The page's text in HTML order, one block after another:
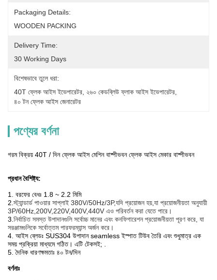
Packaging Details:
WOODEN PACKING
Delivery Time:
30 Working Days
বিশেষভাবে তুলে ধরা:
40T ফ্লেক আইস ইভেপারেটর ২৬০ কেডব্লিউ ফ্লাক আইস ইভেপারেটর
৪০ টন ফ্লেক আইস জেনারেটর
পণ্যের বর্ণনা
গরম বিক্রয় 40T / দিন ফ্লেক আইস মেশিন বাষ্পীভবন ফ্লেক আইস মেকার বাষ্পীভবন
প্রধান বৈশিষ্ট্য:
1. বরফের বেধঃ 1.8 ~ 2.2 মিমি
2.স্ট্যান্ডার্ড পাওয়ার সাপ্লাই 380V/50Hz/3P,যদি প্রয়োজন হয়,যা প্রয়োজনীয়তা অনুযায়ী
3P/60Hz,200V,220V,400V,440V এও পরিবর্তন করা যেতে পারে।
3. নির্বাচিত সমস্ত উপাদানগুলি সর্বোচ্চ মানের এবং কনফিগারেশন প্রয়োজনীয়তা পূরণ করে, যা
সরঞ্জামগুলিকে সর্বোত্তম পারফরম্যান্স অর্জন করে।
4. আইস ব্লেডঃ SUS304 উপাদান seamless ইস্পাত টিউব তৈরি এবং শুধুমাত্র এক
সময় প্রক্রিয়া মাধ্যমে গঠিত। এটি টেকসই; .
5. দৈনিক ধারণক্ষমতাঃ ৪০ টন/দিন
বর্ণনাঃ